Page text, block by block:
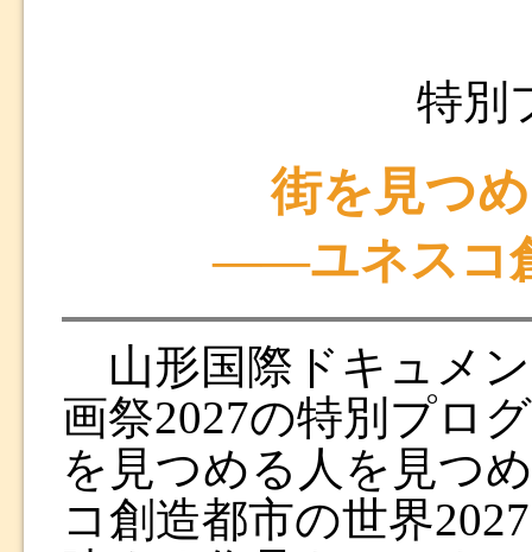
特別
街を見つ
――ユネスコ
山形国際ドキュメ
画祭2027の特別プロ
を見つめる人を見つ
コ創造都市の世界